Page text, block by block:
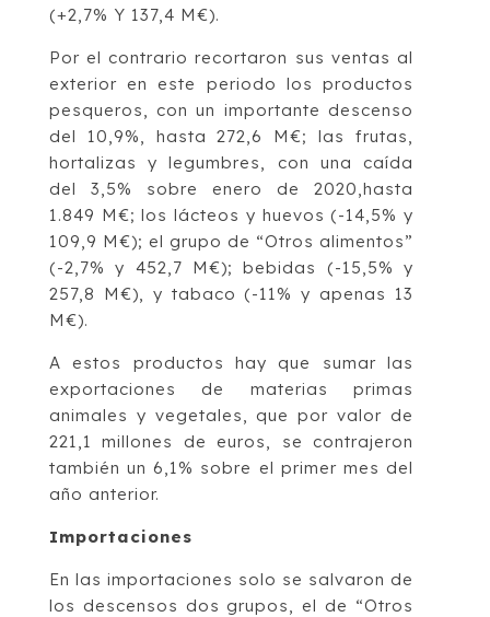
(+2,7% Y 137,4 M€).
Por el contrario recortaron sus ventas al
exterior en este periodo los productos
pesqueros, con un importante descenso
del 10,9%, hasta 272,6 M€; las frutas,
hortalizas y legumbres, con una caída
del 3,5% sobre enero de 2020,hasta
1.849 M€; los lácteos y huevos (-14,5% y
109,9 M€); el grupo de “Otros alimentos”
(-2,7% y 452,7 M€); bebidas (-15,5% y
257,8 M€), y tabaco (-11% y apenas 13
M€).
A estos productos hay que sumar las
exportaciones de materias primas
animales y vegetales, que por valor de
221,1 millones de euros, se contrajeron
también un 6,1% sobre el primer mes del
año anterior.
Importaciones
En las importaciones solo se salvaron de
los descensos dos grupos, el de “Otros